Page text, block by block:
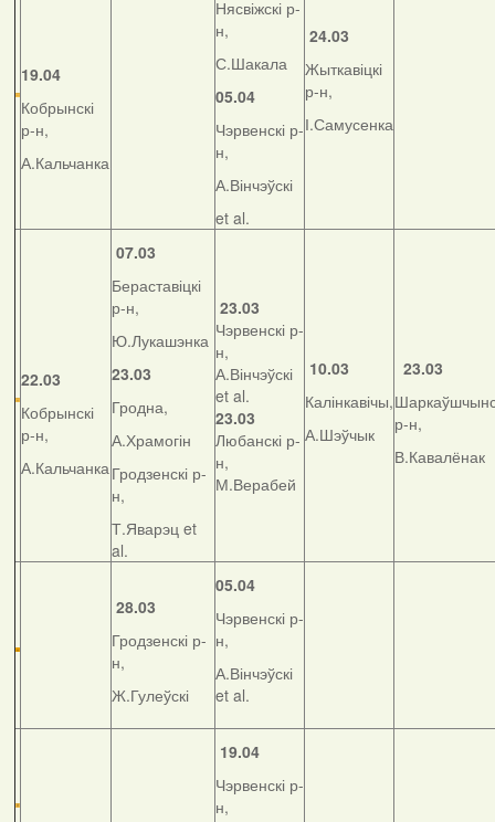
19.04
Кобрынскі
р-н,
А.Кальчанка
Нясвіжскі р-
н,
С.Шакала
05.04
Чэрвенскі р-
н,
А.Вінчэўскі
et al.
24.03
Жыткавіцкі
р-н,
І.Самусенка
22.03
Кобрынскі
р-н,
А.Кальчанка
07.03
Бераставіцкі
р-н,
Ю.Лукашэнка
23.03
Гродна,
А.Храмогін
Гродзенскі р-
н,
Т.Яварэц et
al.
23.03
Чэрвенскі р-
н,
А.Вінчэўскі
et al.
23.03
Любанскі р-
н,
М.Верабей
10.03
Калінкавічы,
А.Шэўчык
23.03
р-н,
В.Кавалёнак
28.03
Гродзенскі р-
н,
Ж.Гулеўскі
05.04
Чэрвенскі р-
н,
А.Вінчэўскі
et al.
19.04
Чэрвенскі р-
н,